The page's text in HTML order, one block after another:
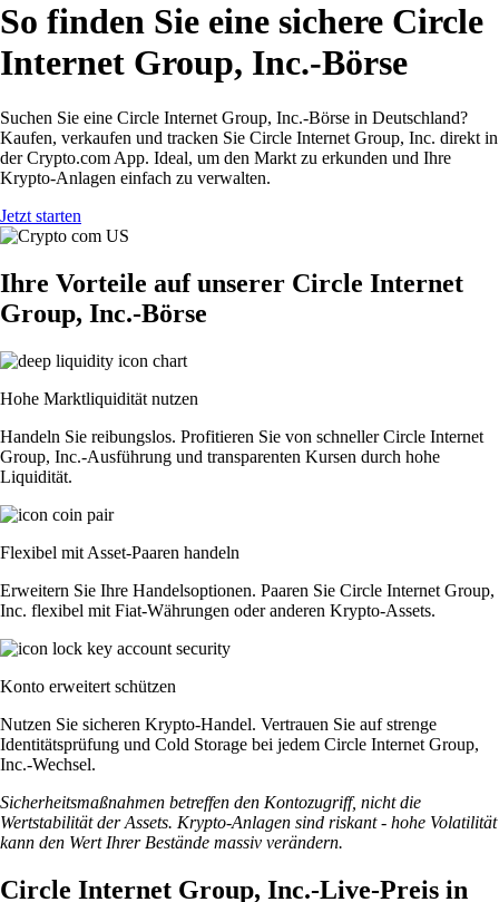
So finden Sie eine sichere Circle
Internet Group, Inc.-Börse
Suchen Sie eine Circle Internet Group, Inc.-Börse in Deutschland?
Kaufen, verkaufen und tracken Sie Circle Internet Group, Inc. direkt in
der Crypto.com App. Ideal, um den Markt zu erkunden und Ihre
Krypto-Anlagen einfach zu verwalten.
Jetzt starten
Ihre Vorteile auf unserer Circle Internet
Group, Inc.-Börse
Hohe Marktliquidität nutzen
Handeln Sie reibungslos. Profitieren Sie von schneller Circle Internet
Group, Inc.-Ausführung und transparenten Kursen durch hohe
Liquidität.
Flexibel mit Asset-Paaren handeln
Erweitern Sie Ihre Handelsoptionen. Paaren Sie Circle Internet Group,
Inc. flexibel mit Fiat-Währungen oder anderen Krypto-Assets.
Konto erweitert schützen
Nutzen Sie sicheren Krypto-Handel. Vertrauen Sie auf strenge
Identitätsprüfung und Cold Storage bei jedem Circle Internet Group,
Inc.-Wechsel.
Sicherheitsmaßnahmen betreffen den Kontozugriff, nicht die
Wertstabilität der Assets. Krypto-Anlagen sind riskant - hohe Volatilität
kann den Wert Ihrer Bestände massiv verändern.
Circle Internet Group, Inc.-Live-Preis in